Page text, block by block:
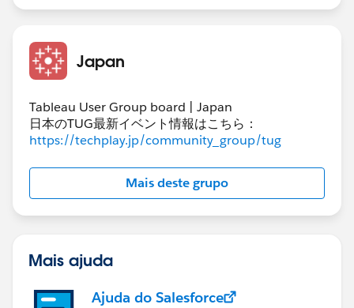
Japan
Tableau User Group board | Japan
日本のTUG最新イベント情報はこちら：
https://techplay.jp/community_group/tug
Mais deste grupo
Mais ajuda
Ajuda do Salesforce